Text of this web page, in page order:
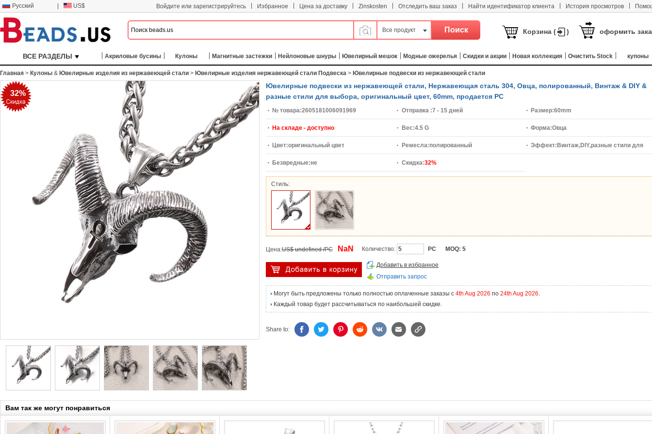
Русский US$ Войдите или зарегистрируйтесь Избранное Цена за доставку Zinskosten Отследить ваш заказ Найти идентификатор клиента История просмотров
Все продукт Корзина ( ) оформить
ВСЕ РАЗДЕЛЫ Акриловые бусины Кулоны Магнитные застежки Нейлоновые шнуры Ювелирный мешок Модные ожерелья Скидки и акции Новая коллекция Очистить Stock купоны
Главная > Кулоны & Ювелирные изделия из нержавеющей стали > Ювелирные изделия нержавеющей стали Подвеска > Ювелирные подвески из нержавеющей стали
32%
Ювелирные подвески из нержавеющей стали, Нержавеющая сталь 304, Овца, полированный, Винтаж & DIY &
разные стили для выбора, оригинальный цвет, 60mm, продается PC
№ товара:2605181006091969 Отправка :7 - 15 дней Размер:60mm
На складе - доступно Вес:4.5 G Форма:Овца
Цвет:оригинальный цвет Ремесла:полированный Эффект: Винтаж,DIY,разные стили для
Безвредные:не Скидка:32%
Стиль:
Цена:US$ undefined /PC NaN Количество: PC MOQ: 5
Добавить в избранное
Отправить запрос
Могут быть предложены только полностью оплаченные заказы с 4th Aug 2026 по 24th Aug 2026.
Каждый товар будет рассчитываться по наибольшей скидке.
Share to:
Вам так же могут понравиться